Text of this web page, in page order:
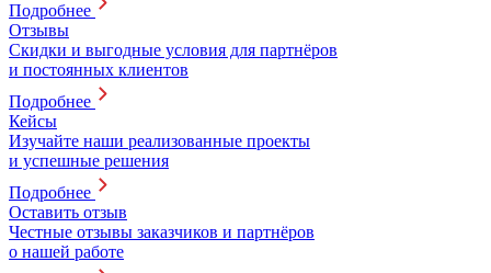
Подробнее
Отзывы
Скидки и выгодные условия для партнёров
и постоянных клиентов
Подробнее
Кейсы
Изучайте наши реализованные проекты
и успешные решения
Подробнее
Оставить отзыв
Честные отзывы заказчиков и партнёров
о нашей работе